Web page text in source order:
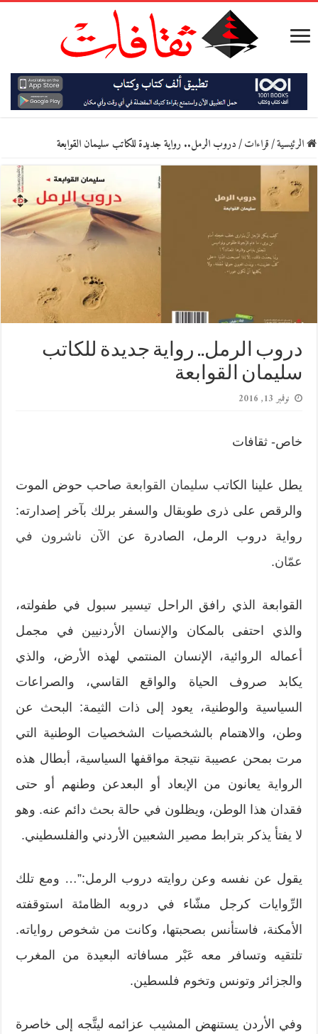
الرئيسية/قراءات/دروب الرمل.. رواية جديدة للكاتب سليمان القوابعة
دروب الرمل.. رواية جديدة للكاتب
سليمان القوابعة
نوفمبر 13, 2016
خاص- ثقافات
يطل علينا الكاتب سليمان القوابعة صاحب حوض الموت
والرقص على ذرى طوبقال والسفر برلك بآخر إصدارته:
رواية دروب الرمل، الصادرة عن
الآن ناشرون في
عمّان.
القوابعة الذي رافق الراحل تيسير سبول في طفولته،
والذي احتفى بالمكان والإنسان الأردنيين في مجمل
أعماله الروائية، الإنسان المنتمي لهذه الأرض، والذي
يكابد صروف الحياة والواقع القاسي، والصراعات
السياسية والوطنية، يعود إلى ذات الثيمة: البحث عن
وطن، والاهتمام بالشخصيات الشخصيات الوطنية التي
مرت بمحن عصيبة نتيجة مواقفها السياسية، أبطال هذه
الرواية يعانون من الإبعاد أو البعدعن وطنهم أو حتى
فقدان هذا الوطن، ويظلون في حالة بحث دائم عنه. وهو
لا يفتأ يذكر بترابط مصير الشعبين الأردني والفلسطيني.
يقول عن نفسه وعن روايته دروب الرمل:”… ومع تلك
الرِّوايات كرجل مشّاء في دروبه الظامئة استوقفته
الأمكنة، فاستأنس بصحبتها، وكانت من شخوص رواياته.
تلتقيه وتسافر معه عَبْر مسافاته البعيدة من المغرب
والجزائر وتونس وتخوم فلسطين.
وفي الأردن يستنهض المشيب عزائمه ليتَّجه إلى خاصرة